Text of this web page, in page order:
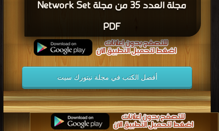
مجلة العدد 35 من مجلة Network Set
PDF
أفضل الكتب في مجلة نيتورك سيت